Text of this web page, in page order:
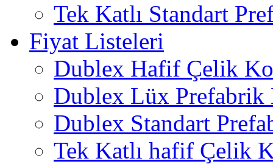
Tek Katlı Standart
Fiyat Listeleri
Dublex Hafif Çelik
Dublex Lüx Prefabrik
Dublex Standart
Tek Katlı hafif Çelik